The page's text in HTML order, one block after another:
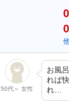
50代～ 女性
お風
れば
れ…